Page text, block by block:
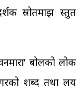
स्रोतमाझ प्रस्तुत
बोलको लोक
शब्द तथा लय